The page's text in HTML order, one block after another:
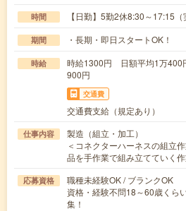
時間 【日勤】5勤2休8:30～17:15（
期間 ・長期・即日スタートOK！
時給
時給1300円 日額平均1万400
900円
交通費
交通費支給（規定あり）
仕事内容
製造（組立・加工）
＜コネクターハーネスの組立
品を手作業で組み立てていく
応募資格
職種未経験OK / ブランクOK
資格・経験不問18～60歳くら
集！